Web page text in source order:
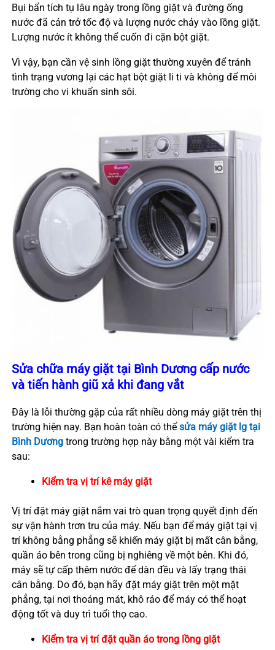
Bụi bẩn tích tụ lâu ngày trong lồng giặt và đường ống
nước đã cản trở tốc độ và lượng nước chảy vào lồng giặt.
Lượng nước ít không thể cuốn đi cặn bột giặt.
Vì vậy, bạn cần vệ sinh lồng giặt thường xuyên để tránh
tình trạng vương lại các hạt bột giặt li ti và không để môi
trường cho vi khuẩn sinh sôi.
Sửa chữa máy giặt tại Bình Dương cấp nước
và tiến hành giũ xả khi đang vắt
Đây là lỗi thường gặp của rất nhiều dòng máy giặt trên thị
trường hiện nay. Bạn hoàn toàn có thể sửa máy giặt lg tại
Bình Dương trong trường hợp này bằng một vài kiểm tra
sau:
Kiểm tra vị trí kê máy giặt
Vị trí đặt máy giặt nắm vai trò quan trọng quyết định đến
sự vận hành trơn tru của máy. Nếu bạn để máy giặt tại vị
trí không bằng phẳng sẽ khiến máy giặt bị mất cân bằng,
quần áo bên trong cũng bị nghiêng về một bên. Khi đó,
máy sẽ tự cấp thêm nước để dàn đều và lấy trạng thái
cân bằng. Do đó, bạn hãy đặt máy giặt trên một mặt
phẳng, tại nơi thoáng mát, khô ráo để máy có thể hoạt
động tốt và duy trì tuổi thọ cao.
Kiểm tra vị trí đặt quần áo trong lồng giặt